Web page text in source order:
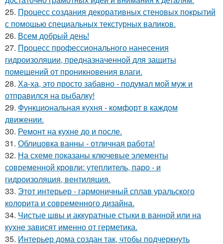
25. Процесс создания декоративных стеновых покрытий
с помощью специальных текстурных валиков.
26. Всем добрый день!
27. Процесс профессионального нанесения
гидроизоляции, предназначенной для защиты
помещений от проникновения влаги.
28. Ха-ха, это просто забавно - подумал мой муж и
отправился на рыбалку!
29. Функциональная кухня - комфорт в каждом
движении.
30. Ремонт на кухне до и после.
31. Облицовка ванны - отличная работа!
32. На схеме показаны ключевые элементы
современной кровли: утеплитель, паро - и
гидроизоляция, вентиляция.
33. Этот интерьер - гармоничный сплав уральского
колорита и современного дизайна.
34. Чистые швы и аккуратные стыки в ванной или на
кухне зависят именно от герметика.
35. Интерьер дома создан так, чтобы подчеркнуть